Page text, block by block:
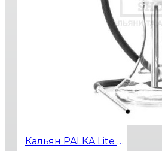
Кальян PALKA Lite White